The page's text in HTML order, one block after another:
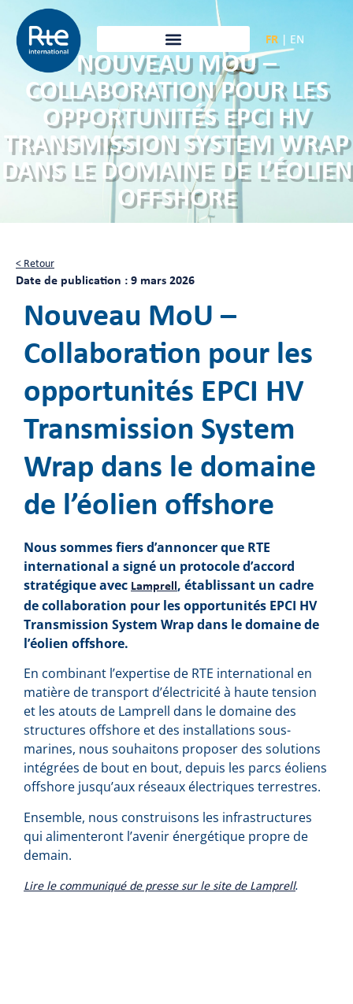
FR EN
NOUVEAU MOU –
COLLABORATION POUR LES
OPPORTUNITÉS EPCI HV
TRANSMISSION SYSTEM WRAP
DANS LE DOMAINE DE L’ÉOLIEN
OFFSHORE
< Retour
Date de publication : 9 mars 2026
Nouveau MoU –
Collaboration pour les
opportunités EPCI HV
Transmission System
Wrap dans le domaine
de l’éolien offshore
Nous sommes fiers d’annoncer que RTE
international a signé un protocole d’accord
stratégique avec Lamprell , établissant un cadre
de collaboration pour les opportunités EPCI HV
Transmission System Wrap dans le domaine de
l’éolien offshore.
En combinant l’expertise de RTE international en
matière de transport d’électricité à haute tension
et les atouts de Lamprell dans le domaine des
structures offshore et des installations sous-
marines, nous souhaitons proposer des solutions
intégrées de bout en bout, depuis les parcs éoliens
offshore jusqu’aux réseaux électriques terrestres.
Ensemble, nous construisons les infrastructures
qui alimenteront l’avenir énergétique propre de
demain.
Lire le communiqué de presse sur le site de Lamprell.